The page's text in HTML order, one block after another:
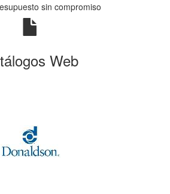
sin compromiso
Web